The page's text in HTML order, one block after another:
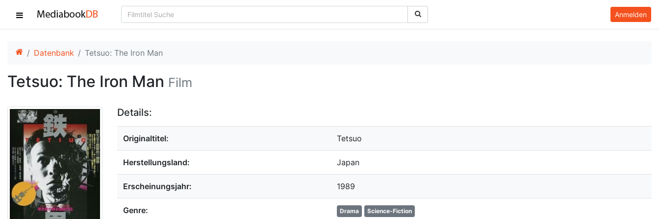
Anmelden
Datenbank Tetsuo: The Iron Man
Tetsuo: The Iron Man Film
Details:
Originaltitel: Tetsuo
Herstellungsland: Japan
Erscheinungsjahr: 1989
Genre: Drama Science-Fiction